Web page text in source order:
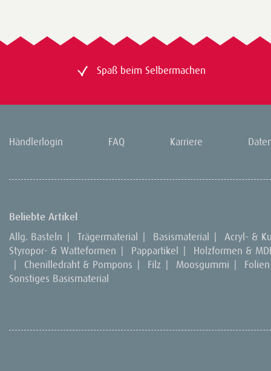
Spaß beim Selbermachen
Händlerlogin FAQ Karriere
Beliebte Artikel
Allg. Basteln | Trägermaterial | Basismaterial | Acryl- &
Styropor- & Watteformen | Pappartikel | Holzformen &
|
Chenilledraht & Pompons | Filz | Moosgummi | Folien
Sonstiges Basismaterial